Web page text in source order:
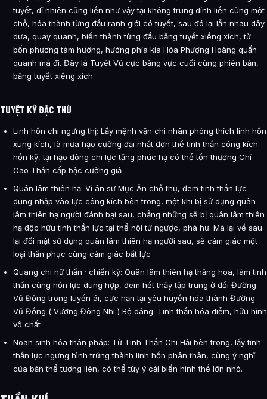
tuyết, dĩ nhiên cũng liền như vậy tại không trung dính liền cùng một
chỗ, hóa thành từng đầu ranh giới có tuyết, sau đó lại lẫn nhau dây
dưa, quay quanh, biến thành từng đầu băng tuyết xiềng xích, từ
bốn phương tám hướng, hướng phía kia Hỏa Phượng Hoàng quấn
quanh mà đi. Đây là Tuyết Vũ cực băng vực cuối cùng phiên bản,
băng tuyết xiềng xích.
TUYỆT KỸ ĐẶC THÙ
Linh hồn chi ngưng thị: Lấy mệnh vận chi nhãn phóng thích linh hồn
xung kích, là mưa hạo cường đại nhất đơn thể tinh thần công kích
hồn kỹ, tại hạo đông chi lực tăng phúc hạ có thể tổn thương Chí
Cao Thần cấp bậc cường giả
Quân lâm thiên hạ: Vì ân sư Mục Ân chỗ thụ, đem tinh thần lực
dung nhập vào lực công kích bên trong, một khi bị sử dụng quân
lâm thiên hạ người đánh bại sau, chẳng những sẽ bị quân lâm thiên
hạ độc hữu tinh thần lực tại thể nội tứ ngược, phá hư. Mà lại về sau
lại đối mặt sử dụng quân lâm thiên hạ người sau, sẽ cảm giác một
loại thần phục cùng cảm giác bất lực
Quang chi nữ thần · chiến kỹ: Quân lâm thiên hạ thăng hoa, làm tinh
thần cùng hồn lực dung hợp, đem hết thảy tập trung ở đối Đường
Vũ Đồng trong luyến ái, cực hạn tại yêu huyễn hóa thành Đường
Vũ Đồng ( Vương Đông Nhi ) Bộ dáng. Tinh thần hóa diễm, hữu hình
vô chất
Noãn sinh hóa thân pháp: Từ Tinh Thần Chi Hải bên trong, lấy tinh
thần lực ngưng hình trứng thành linh hồn phân thân, cùng ý nghĩ
của bản thể tương liên, có thể tùy ý cải biến hình thể lớn nhỏ.